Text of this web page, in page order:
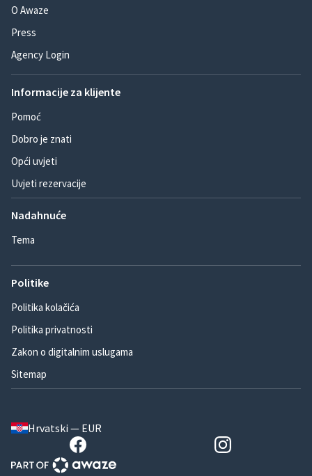
O Awaze
Press
Agency Login
Informacije za klijente
Pomoć
Dobro je znati
Opći uvjeti
Uvjeti rezervacije
Nadahnuće
Tema
Politike
Politika kolačića
Politika privatnosti
Zakon o digitalnim uslugama
Sitemap
Hrvatski — EUR